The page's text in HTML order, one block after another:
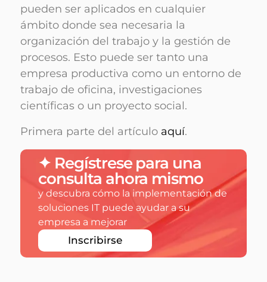
pueden ser aplicados en cualquier
ámbito donde sea necesaria la
organización del trabajo y la gestión de
procesos. Esto puede ser tanto una
empresa productiva como un entorno de
trabajo de oficina, investigaciones
científicas o un proyecto social.
Primera parte del artículo aquí.
✦ Regístrese para una
consulta ahora mismo
y descubra cómo la implementación de
soluciones IT puede ayudar a su
empresa a mejorar
Inscribirse